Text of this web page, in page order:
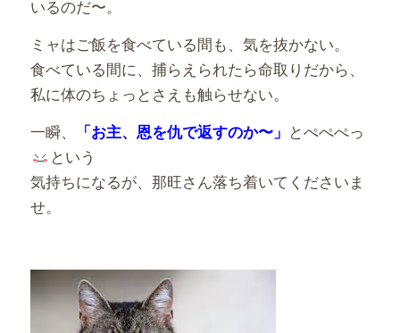
いるのだ〜。
ミャはご飯を食べている間も、気を抜かない。
食べている間に、捕らえられたら命取りだから、
私に体のちょっとさえも触らせない。
一瞬、
「お主、恩を仇で返すのか〜」 とぺぺぺっ
という
気持ちになるが、那旺さん落ち着いてくださいま
せ。